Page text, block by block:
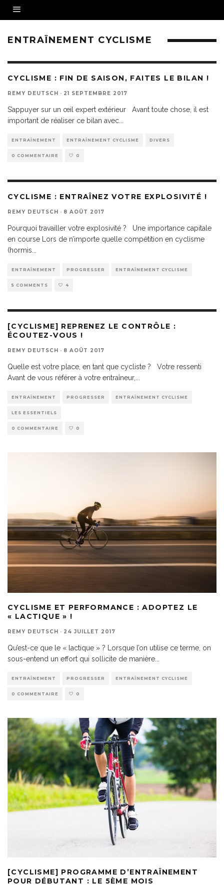
ENTRAÎNEMENT CYCLISME
CYCLISME : FIN DE SAISON, FAITES LE BILAN !
REMY DEUTSCH · 21 SEPTEMBRE 2017
S’appuyer sur un œil expert extérieur Avant toute chose, il est
important de réaliser ce bilan avec
ENTRAÎNEMENT ENTRAÎNEMENT CYCLISME DIVERS
0 COMMENTAIRE 0
CYCLISME : ENTRAÎNEZ VOTRE EXPLOSIVITÉ !
REMY DEUTSCH · 8 AOÛT 2017
Pourquoi travailler votre explosivité ? Une importance capitale
en course Lors de n’importe quelle compétition en cyclisme
(hormis
ENTRAÎNEMENT PROGRESSER ENTRAÎNEMENT CYCLISME
5 COMMENTS 4
[CYCLISME] REPRENEZ LE CONTRÔLE :
ÉCOUTEZ-VOUS !
REMY DEUTSCH · 8 AOÛT 2017
Quelle est votre place, en tant que cycliste ? Votre ressenti
Avant de vous référer à votre entraîneur,
ENTRAÎNEMENT PROGRESSER ENTRAÎNEMENT CYCLISME
LES ESSENTIELS
0 COMMENTAIRE 0
CYCLISME ET PERFORMANCE : ADOPTEZ LE
« LACTIQUE » !
REMY DEUTSCH · 24 JUILLET 2017
Qu’est-ce que le « lactique » ? Lorsque l’on utilise ce terme, on
sous-entend un effort qui sollicite de manière
ENTRAÎNEMENT PROGRESSER ENTRAÎNEMENT CYCLISME
0 COMMENTAIRE 0
[CYCLISME] PROGRAMME D’ENTRAÎNEMENT
POUR DÉBUTANT : LE 5ÈME MOIS